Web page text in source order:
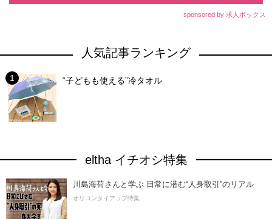
sponsored by 求人ボックス
人気記事ランキング
“子どもも使える”冷タオル
eltha イチオシ特集
川島海荷さんと学ぶ 日常に潜む“人身取引”のリアル
オリコンタイアップ特集